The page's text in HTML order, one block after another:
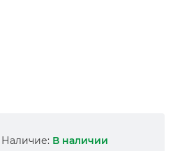
Наличие: В наличии